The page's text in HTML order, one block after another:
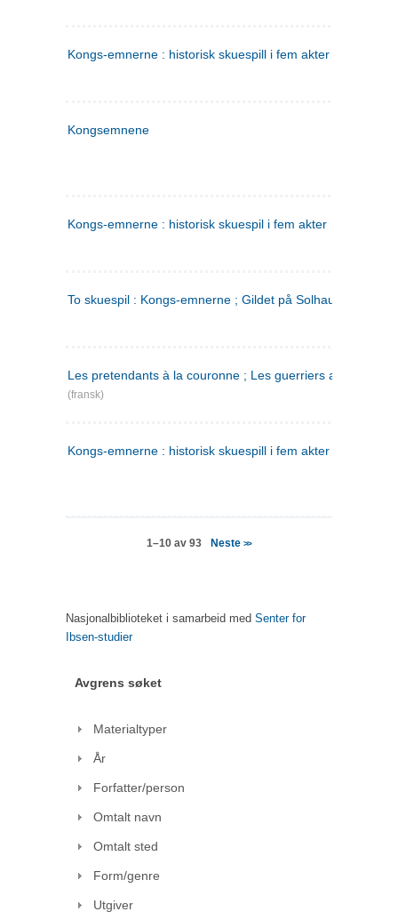
Kongs-emnerne : historisk skuespill i fem akter
Kongsemnene
Kongs-emnerne : historisk skuespil i fem akter
To skuespil : Kongs-emnerne ; Gildet på Solhaug
Les pretendants à la couronne ; Les guerriers a Helgeland
(fransk)
Kongs-emnerne : historisk skuespill i fem akter
1–10 av 93 Neste>>
Nasjonalbiblioteket i samarbeid med Senter for
Ibsen-studier
Avgrens søket
Materialtyper
År
Forfatter/person
Omtalt navn
Omtalt sted
Form/genre
Utgiver